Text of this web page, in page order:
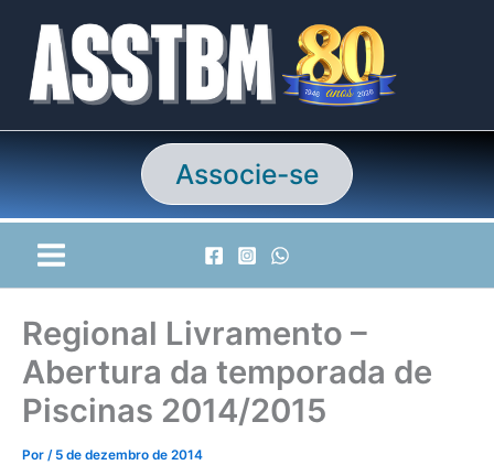
conteúdo
Associe-se
Regional Livramento –
Abertura da temporada de
Piscinas 2014/2015
Por / 5 de dezembro de 2014